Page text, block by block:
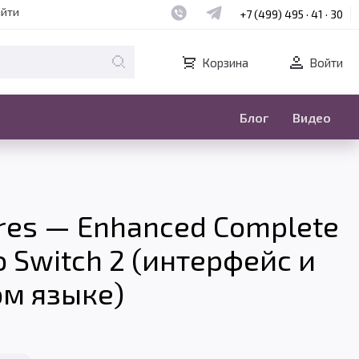
Наш whatsapp
Наш telegram
+7 (499) 495 · 41 · 30
Корзина Войти
Блог Видео
— Enhanced Complete
Switch 2 (интерфейс и
языке)